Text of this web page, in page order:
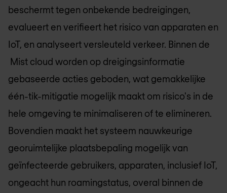
beschermt tegen onbekende bedreigingen,
evalueert en verifieert het risico van apparaten en
IoT, en analyseert versleuteld verkeer. Binnen de
Mist cloud worden op dreigingsinformatie
gebaseerde acties geboden, wat gemakkelijke
één-tik-mitigatie mogelijk maakt om risico's in de
hele omgeving te minimaliseren of te elimineren.
Bovendien maakt het systeem nauwkeurige
georuimtelijke plaatsbepaling mogelijk van
geïnfecteerde gebruikers, apparaten, inclusief IoT,
ongeacht hun roamingstatus, overal binnen de